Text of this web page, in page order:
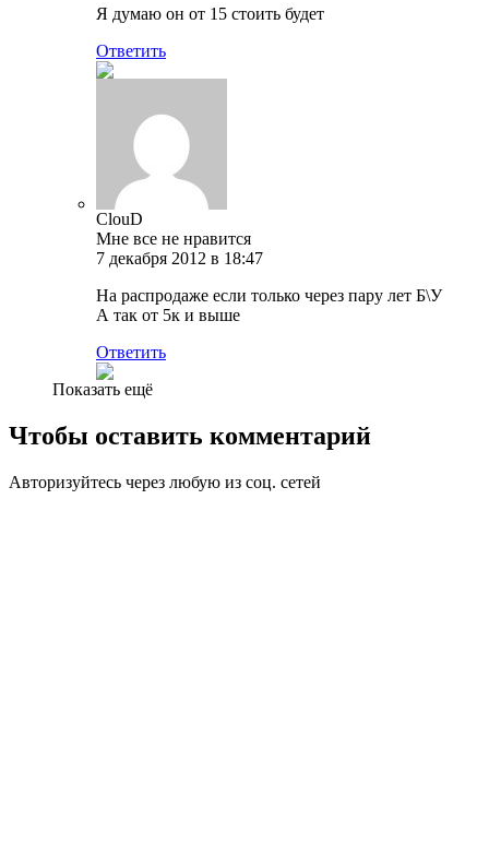
Я думаю он от 15 стоить будет
Ответить
ClouD
Мне все не нравится
7 декабря 2012 в 18:47
На распродаже если только через пару лет Б\У
А так от 5к и выше
Ответить
Показать ещё
Чтобы оставить комментарий
Авторизуйтесь через любую из соц. сетей